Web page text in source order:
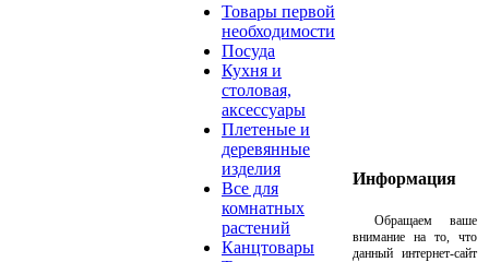
Товары первой
необходимости
Посуда
Кухня и
столовая,
аксессуары
Плетеные и
деревянные
изделия
Все для
комнатных
растений
Канцтовары
Информация
Обращаем ваше
внимание на то, что
данный интернет-сайт